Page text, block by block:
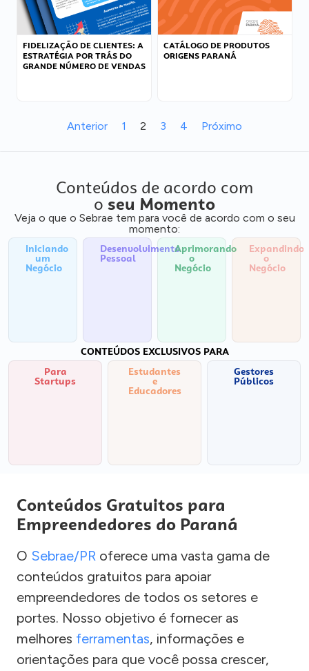
FIDELIZAÇÃO DE CLIENTES: A
ESTRATÉGIA POR TRÁS DO
GRANDE NÚMERO DE VENDAS
CATÁLOGO DE PRODUTOS
ORIGENS PARANÁ
Anterior 1 2 3 4 Próximo
Conteúdos de acordo com
o seu Momento
Veja o que o Sebrae tem para você de acordo com o seu
momento:
Iniciando
um
Negócio
Desenvolvimento
Pessoal
Aprimorando
o
Negócio
Expandindo
o
Negócio
CONTEÚDOS EXCLUSIVOS PARA
Para
Startups
Estudantes
e
Educadores
Gestores
Públicos
Conteúdos Gratuitos para
Empreendedores do Paraná
O Sebrae/PR oferece uma vasta gama de
conteúdos gratuitos para apoiar
empreendedores de todos os setores e
portes. Nosso objetivo é fornecer as
melhores ferramentas, informações e
orientações para que você possa crescer,